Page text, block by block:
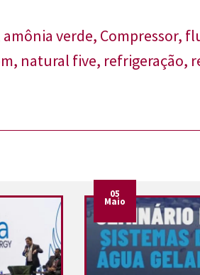
amônia verde, Compressor,
, natural five, refrigeração,
05
Maio